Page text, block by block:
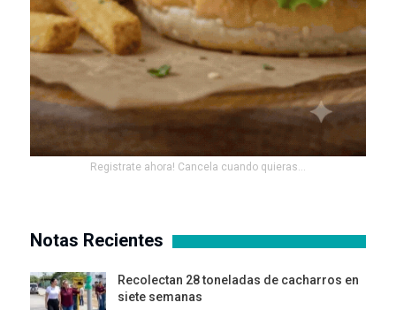
Registrate ahora! Cancela cuando quieras...
Notas Recientes
Recolectan 28 toneladas de cacharros en
siete semanas